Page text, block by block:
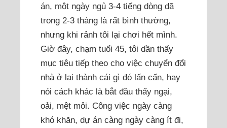
án, một ngày ngủ 3-4 tiếng dòng dã
trong 2-3 tháng là rất bình thường,
nhưng khi rảnh tôi lại chơi hết mình.
Giờ đây, chạm tuổi 45, tôi dần thấy
mục tiêu tiếp theo cho việc chuyển đổi
nhà ở lại thành cái gì đó lấn cấn, hay
nói cách khác là bắt đầu thấy ngại,
oải, mệt mỏi. Công việc ngày càng
khó khăn, dự án càng ngày càng ít đi,